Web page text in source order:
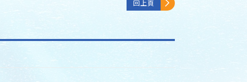
回上頁